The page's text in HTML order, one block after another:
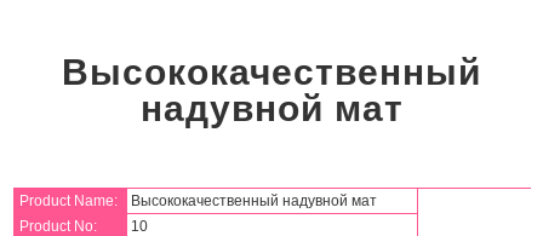
Высококачественный
надувной мат
Product Name:
Высококачественный надувной мат
Product No:
10